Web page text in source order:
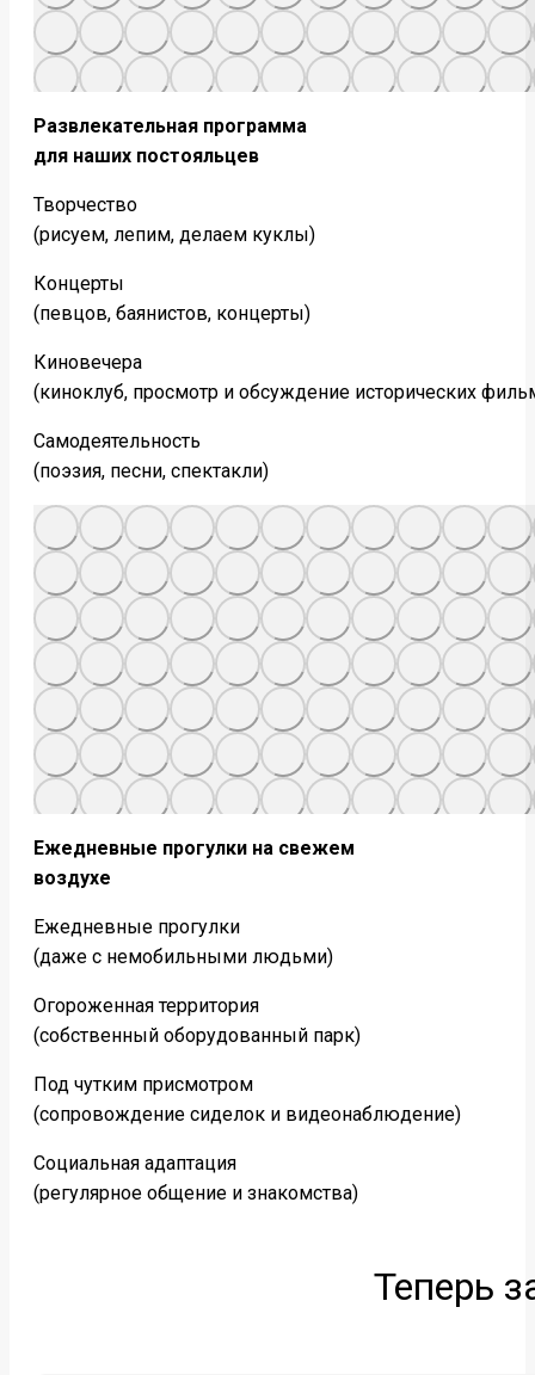
Развлекательная программа
для наших постояльцев
Творчество
(рисуем, лепим, делаем куклы)
Концерты
(певцов, баянистов, концерты)
Киновечера
(киноклуб, просмотр и обсуждение исторических
Самодеятельность
(поэзия, песни, спектакли)
Ежедневные прогулки на свежем
воздухе
Ежедневные прогулки
(даже с немобильными людьми)
Огороженная территория
(собственный оборудованный парк)
Под чутким присмотром
(сопровождение сиделок и видеонаблюдение)
Социальная адаптация
(регулярное общение и знакомства)
Теперь